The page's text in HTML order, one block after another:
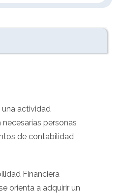
una actividad
personas
de contabilidad
Financiera
orienta a adquirir un